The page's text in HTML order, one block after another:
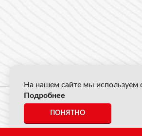
© 2026 Акрон Скрап
*Все цены указанные на сайте
На нашем сайте мы используем
Подробнее
ПОНЯТНО